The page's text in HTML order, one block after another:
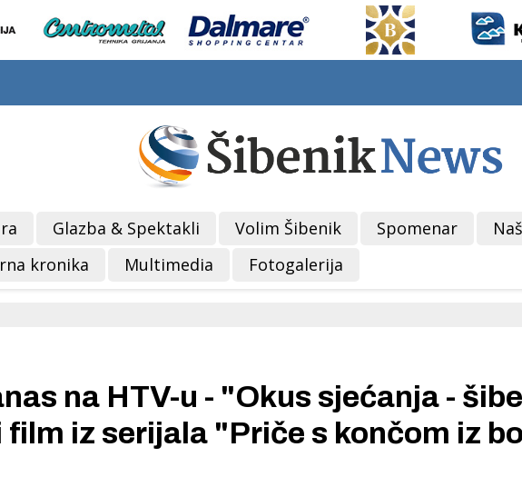
Glazba & Spektakli Volim Šibenik Spomenar
kronika Multimedia Fotogalerija
na HTV-u - "Okus sjećanja -
iz serijala "Priče s končom iz